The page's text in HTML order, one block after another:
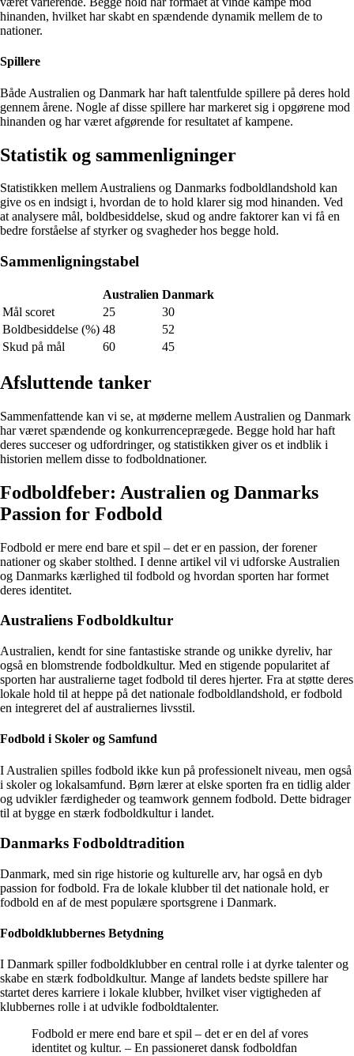
hinanden, hvilket har skabt en spændende dynamik mellem de to
nationer.
Spillere
Både Australien og Danmark har haft talentfulde spillere på deres hold
gennem årene. Nogle af disse spillere har markeret sig i opgørene mod
hinanden og har været afgørende for resultatet af kampene.
Statistik og sammenligninger
Statistikken mellem Australiens og Danmarks fodboldlandshold kan
give os en indsigt i, hvordan de to hold klarer sig mod hinanden. Ved
at analysere mål, boldbesiddelse, skud og andre faktorer kan vi få en
bedre forståelse af styrker og svagheder hos begge hold.
Sammenligningstabel
Australien Danmark
Mål scoret
25
30
Boldbesiddelse (%) 48
52
Skud på mål
60 45
Afsluttende tanker
Sammenfattende kan vi se, at møderne mellem Australien og Danmark
har været spændende og konkurrenceprægede. Begge hold har haft
deres succeser og udfordringer, og statistikken giver os et indblik i
historien mellem disse to fodboldnationer.
Fodboldfeber: Australien og Danmarks
Passion for Fodbold
Fodbold er mere end bare et spil – det er en passion, der forener
nationer og skaber stolthed. I denne artikel vil vi udforske Australien
og Danmarks kærlighed til fodbold og hvordan sporten har formet
deres identitet.
Australiens Fodboldkultur
Australien, kendt for sine fantastiske strande og unikke dyreliv, har
også en blomstrende fodboldkultur. Med en stigende popularitet af
sporten har australierne taget fodbold til deres hjerter. Fra at støtte deres
lokale hold til at heppe på det nationale fodboldlandshold, er fodbold
en integreret del af australiernes livsstil.
Fodbold i Skoler og Samfund
I Australien spilles fodbold ikke kun på professionelt niveau, men også
i skoler og lokalsamfund. Børn lærer at elske sporten fra en tidlig alder
og udvikler færdigheder og teamwork gennem fodbold. Dette bidrager
til at bygge en stærk fodboldkultur i landet.
Danmarks Fodboldtradition
Danmark, med sin rige historie og kulturelle arv, har også en dyb
passion for fodbold. Fra de lokale klubber til det nationale hold, er
fodbold en af de mest populære sportsgrene i Danmark.
Fodboldklubbernes Betydning
I Danmark spiller fodboldklubber en central rolle i at dyrke talenter og
skabe en stærk fodboldkultur. Mange af landets bedste spillere har
startet deres karriere i lokale klubber, hvilket viser vigtigheden af
klubbernes rolle i at udvikle fodboldtalenter.
Fodbold er mere end bare et spil – det er en del af vores
identitet og kultur. – En passioneret dansk fodboldfan